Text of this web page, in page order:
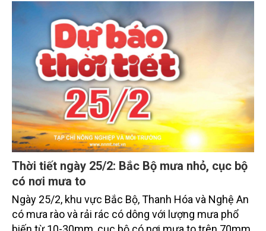
năng xảy ra đợt mưa rào và dông trái mùa với lượng
mưa từ 10-30mm, cục bộ có nơi mưa to trên 80mm
(thời gian mưa tập trung vào chiều và tối).
Thời tiết ngày 25/2: Bắc Bộ mưa nhỏ, cục bộ
có nơi mưa to
Ngày 25/2, khu vực Bắc Bộ, Thanh Hóa và Nghệ An
có mưa rào và rải rác có dông với lượng mưa phổ